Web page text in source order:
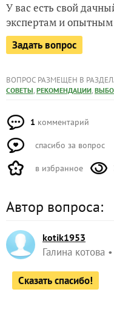
У вас есть свой
экспертам и
Задать вопрос
ВОПРОС РАЗМЕЩЕН В
СОВЕТЫ, РЕКОМЕНДАЦИИ,
1 комментарий
спасибо за вопрос
в избранное
Автор вопроса:
kotik1953
Галина котова
Сказать спасибо!